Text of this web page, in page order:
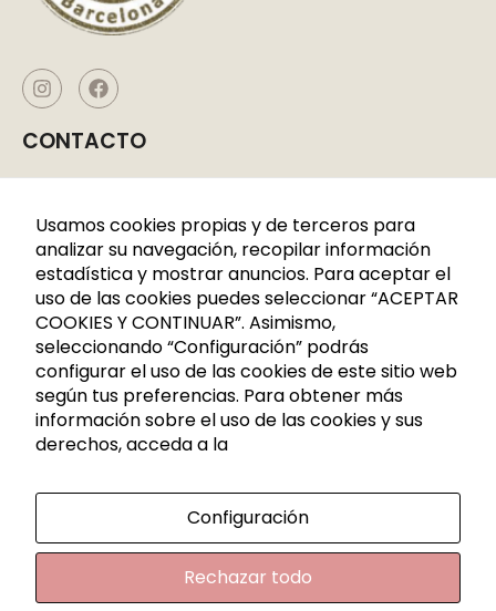
CONTACTO
C/CERDANYA 33-35
08140 Barcelona
+34 936 883 107
621 288 809
info@rutadelacera.es
INFORMACIÓN
Aviso legal
Política de privacidad
Política de privacidad RRSS
Política de cookies
Usamos cookies propias y de terceros para
analizar su navegación, recopilar información
estadística y mostrar anuncios. Para aceptar el
uso de las cookies puedes seleccionar “ACEPTAR
COOKIES Y CONTINUAR”. Asimismo,
seleccionando “Configuración” podrás
configurar el uso de las cookies de este sitio web
según tus preferencias. Para obtener más
información sobre el uso de las cookies y sus
derechos, acceda a la
Configuración
Rechazar todo